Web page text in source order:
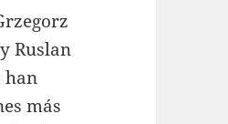
Ruslan
han
más